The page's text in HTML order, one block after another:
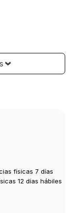
físicas 7 días
12 días hábiles